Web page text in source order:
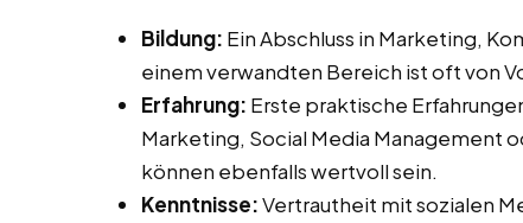
Bildung: Ein Abschluss in Marketing,
einem verwandten Bereich ist oft von
Erfahrung: Erste praktische
Marketing, Social Media Management
können ebenfalls wertvoll sein.
Kenntnisse:Vertrautheit mit sozialen